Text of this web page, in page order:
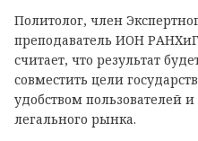
Политолог, член
преподаватель ИОН
считает, что результат
совместить цели
удобством пользователей
легального рынка.